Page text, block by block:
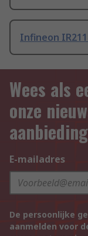
Infineon
Wees als
onze
E-mailadres
De persoonlijke
aanmelden voor